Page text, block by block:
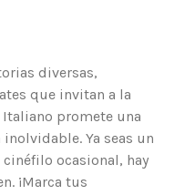
diversas,
que invitan a la
promete una
Ya seas un
ocasional, hay
¡Marca tus